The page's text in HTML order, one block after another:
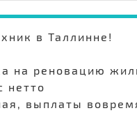
в Таллинне!
на реновацию
нетто
выплаты